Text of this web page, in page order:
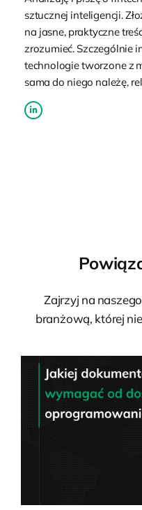
sztucznej inteligencji.
na jasne, praktyczne
zrozumieć. Szczególnie
technologie tworzone z
sama do niego należę,
Zajrzyj na
branżową, której